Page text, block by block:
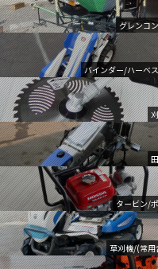
グレンコ
バインダー/ハーベ
タービン/
草刈機/(常用